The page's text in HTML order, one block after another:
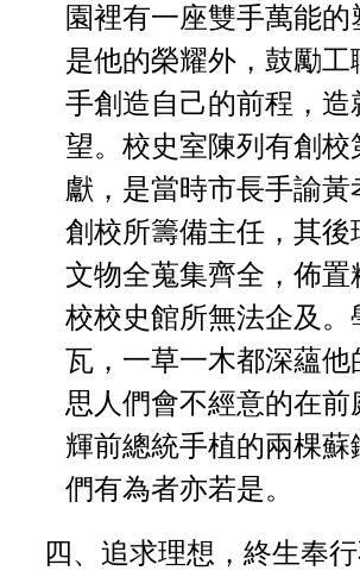
園裡有一座雙手萬能的
是他的榮耀外，鼓勵工
手創造自己的前程，造
望。 校史室陳列有創校
獻，是當時市長手諭黃
創校所籌備主任，其後
文物全蒐集齊全，佈置
校校史館所無法企及。
瓦，一草一木都深蘊他
思人們會不經意的在前
輝前總統手植的兩棵蘇
們有為者亦若是。
追求理想，終生奉行